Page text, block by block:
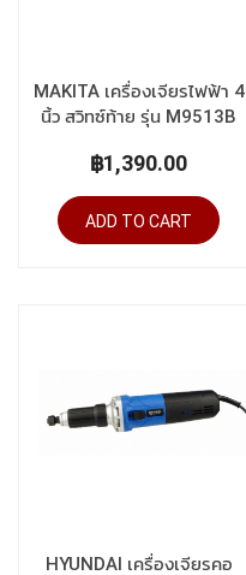
MAKITA เครื่องเจียรไฟฟ้า 4
นิ้ว สวิทซ์ท้าย รุ่น M9513B
฿1,390.00
ADD TO CART
HYUNDAI เครื่องเจียรคอ